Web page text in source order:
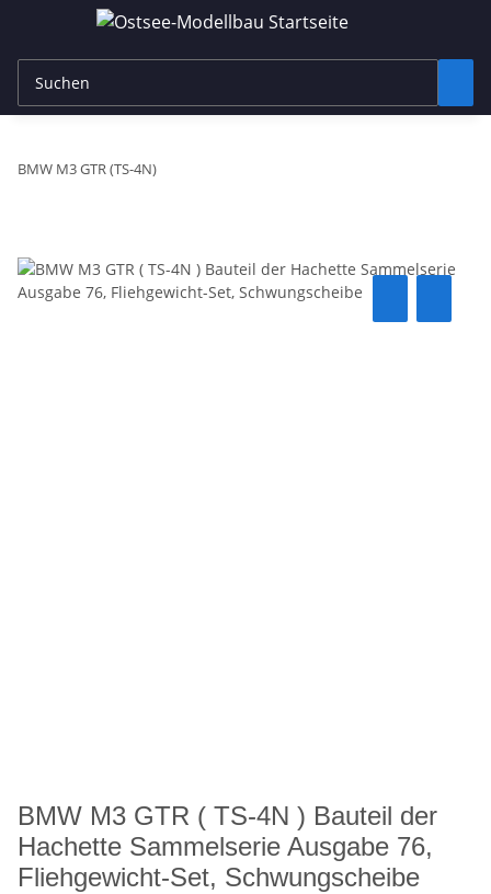
BMW M3 GTR (TS-4N)
BMW M3 GTR ( TS-4N ) Bauteil der
Hachette Sammelserie Ausgabe 76,
Fliehgewicht-Set, Schwungscheibe